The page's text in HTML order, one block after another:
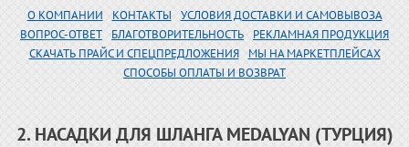
О КОМПАНИИ КОНТАКТЫ
УСЛОВИЯ ДОСТАВКИ И САМОВЫВОЗА
ВОПРОС-ОТВЕТ
БЛАГОТВОРИТЕЛЬНОСТЬ
РЕКЛАМНАЯ ПРОДУКЦИЯ
СКАЧАТЬ ПРАЙС И СПЕЦПРЕДЛОЖЕНИЯ
МЫ НА МАРКЕТПЛЕЙСАХ
СПОСОБЫ ОПЛАТЫ И ВОЗВРАТ
2. НАСАДКИ ДЛЯ ШЛАНГА MEDALYAN (ТУРЦИЯ)